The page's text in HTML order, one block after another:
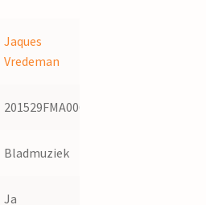
Jaques
Vredeman
201529FMA006
Bladmuziek
Ja